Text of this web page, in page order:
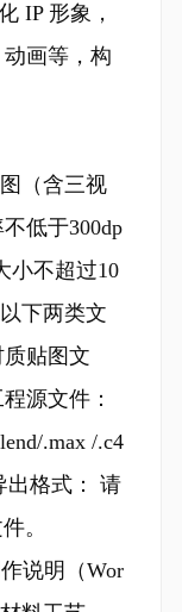
IP 形象，
画等，构
（含三视
低于300dp
小不超过10
下两类文
贴图文
源文件：
.max /.c4
出格式： 请
。
说明（Wor